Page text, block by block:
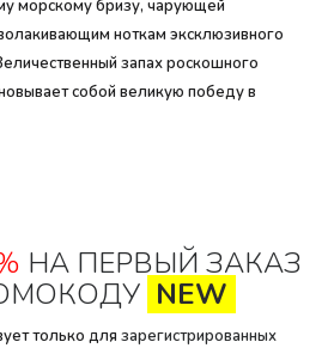
морскому бризу, чарующей
ноткам эксклюзивного
запах роскошного
собой великую победу в
НА ПЕРВЫЙ ЗАКАЗ
NEW
только для зарегистрированных